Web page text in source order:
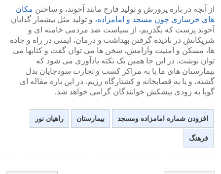
از آنچه در باره پرورش و تولید قارچ مانند آخوند، و ساختن مکان
های خرسازی چون مسجد و امامزاده، و تولید مثل بیشمار گدایان
آخوند پرست که بگذریم، از سیاست ضد مردمی خامنه ای و
شریکانش در نادیده گرفتن بهداشت و درمان، ایمنی در راه و جاده
ها، مسکن و امنیت و‌آرامش، سخن ها می توان گفت و کتابها می
توان نوشت. در این جا همین یک نکته یادآوری می شود که
بیمارستان های ما یا به مراکز کسب و تجارت سودجایان بدل
گشته، و یا به قصابخانه و کشتارگاه رژیم. در این باره مقاله ای
گویا به زودی پیشکش خوانندگان گرامی خواهد شد.
افزودن شماره امامزاده ومسجد بیمارستان راهیان نور
فرهنگ